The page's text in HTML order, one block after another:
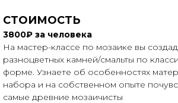
СТОИМОСТЬ
3800₽ за человека
На мастер-классе по мозаике вы
разноцветных камней/смальты по
форме. Узнаете об особенностях
набора и на собственном опыте
самые древние мозаичисты